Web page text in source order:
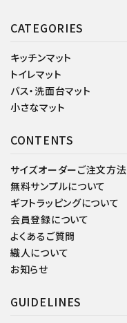
CATEGORIES
キッチンマット
トイレマット
バス・洗面台マット
小さなマット
CONTENTS
サイズオーダーご注文方法
無料サンプルについて
ギフトラッピングについて
会員登録について
よくあるご質問
織人について
お知らせ
GUIDELINES